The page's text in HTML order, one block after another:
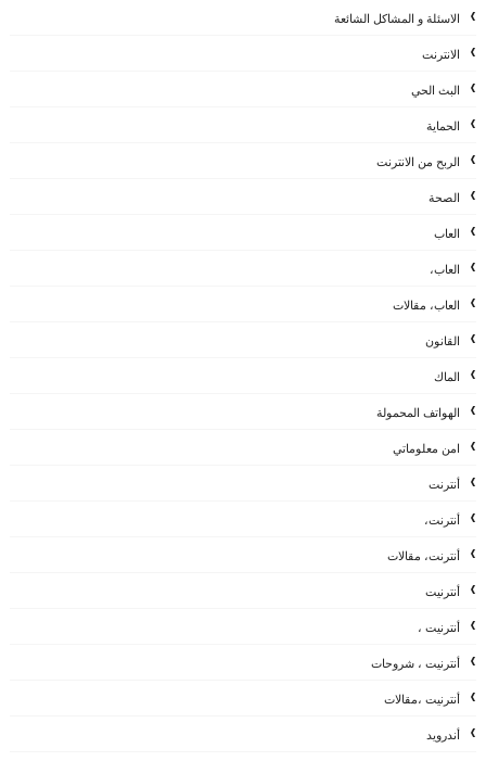
الاسئلة و المشاكل الشائعة
الانترنت
البث الحي
الحماية
الربح من الانترنت
الصحة
العاب
العاب،
العاب، مقالات
القانون
الماك
الهواتف المحمولة
امن معلوماتي
أنترنت
أنترنت،
أنترنت، مقالات
أنترنيت
أنترنيت ،
أنترنيت ، شروحات
أنترنيت ،مقالات
أندرويد